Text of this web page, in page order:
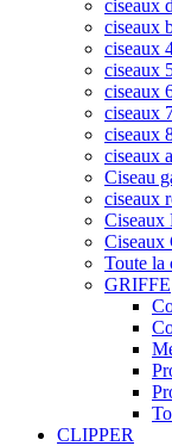
ciseaux
ciseaux
ciseaux
ciseaux
ciseaux
ciseaux
ciseaux
ciseaux
Ciseau
ciseaux
Ciseaux
Ciseaux
Toute la
GRIFFE
CLIPPER